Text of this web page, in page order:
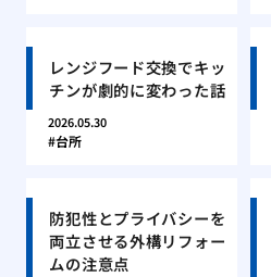
レンジフード交換でキッ
チンが劇的に変わった話
2026.05.30
台所
防犯性とプライバシーを
両立させる外構リフォー
ムの注意点